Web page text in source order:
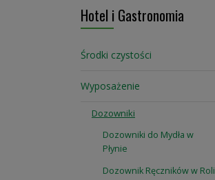
Hotel i Gastronomia
Środki czystości
Wyposażenie
Dozowniki
Dozowniki do Mydła w
Płynie
Dozownik Ręczników w Roli